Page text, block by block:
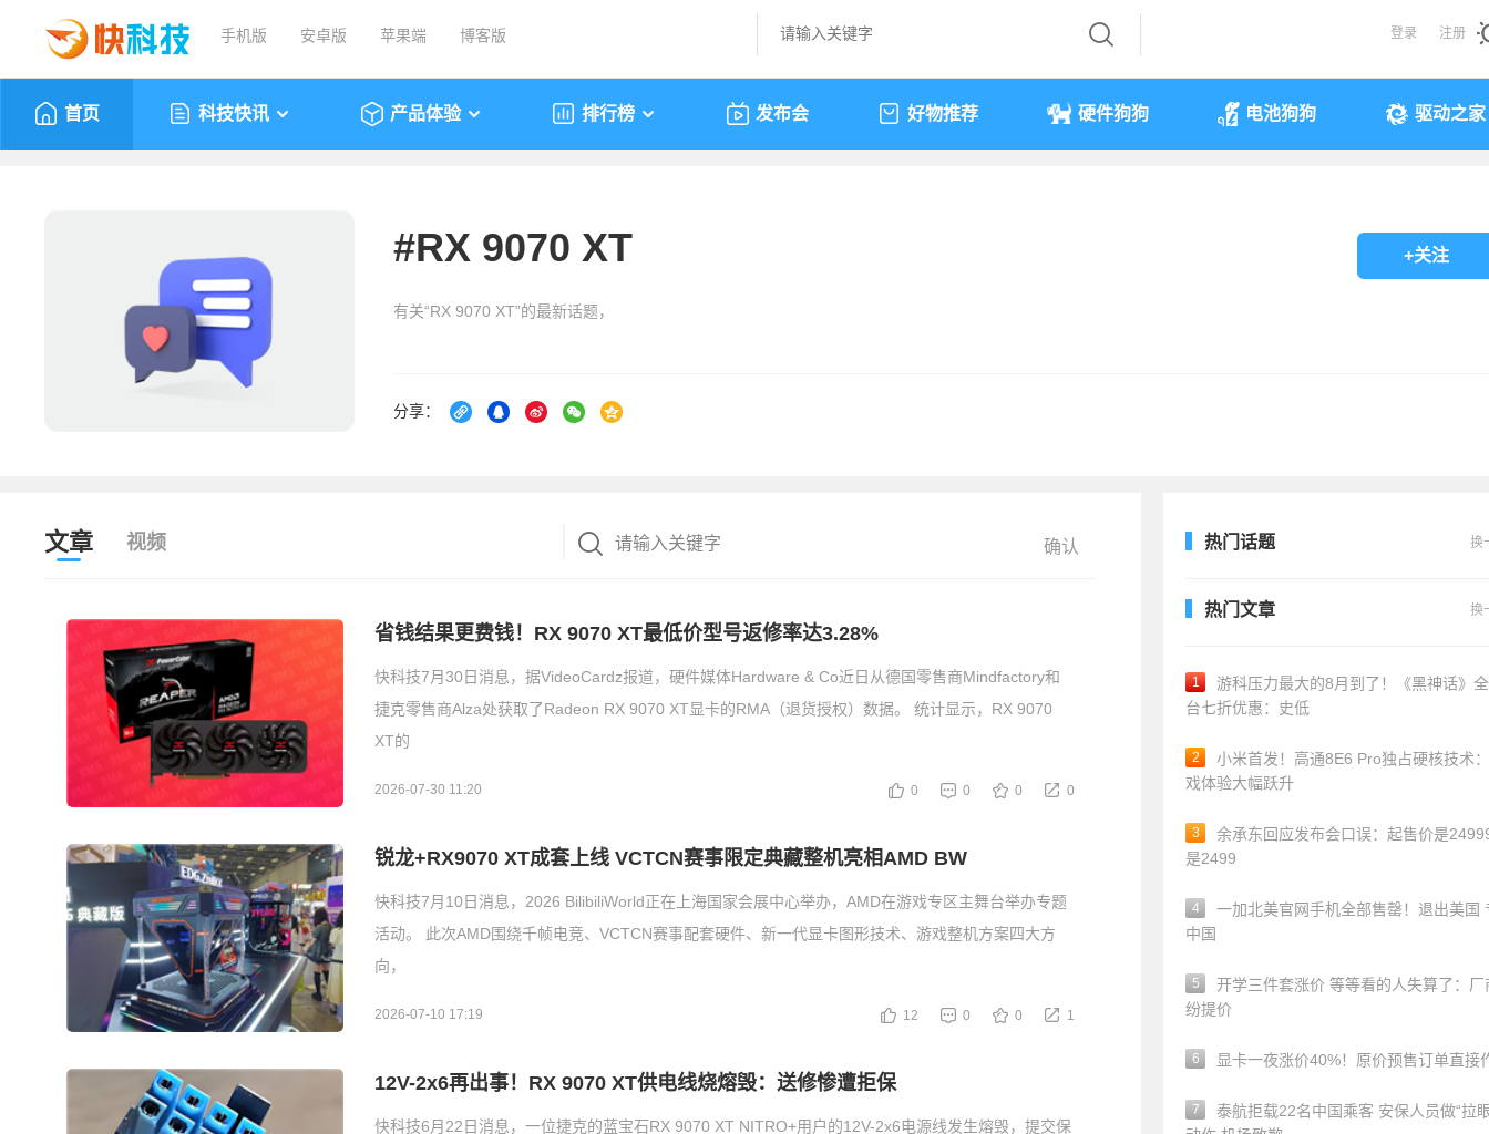
手机版 安卓版 苹果端 博客版 登录 注册
首页 科技快讯 产品体验 排行榜 发布会 好物推荐 硬件狗狗 电池狗狗 驱动之家
#RX 9070 XT
有关“RX 9070 XT”的最新话题，
分享：
+关注
文章 视频
省钱结果更费钱！RX 9070 XT最低价型号返修率达3.28%
快科技7月30日消息，据VideoCardz报道，硬件媒体Hardware & Co近日从德国零售商Mindfactory和
捷克零售商Alza处获取了Radeon RX 9070 XT显卡的RMA（退货授权）数据。 统计显示，RX 9070
XT的
2026-07-30 11:20 0 0 0 0
锐龙+RX9070 XT成套上线 VCTCN赛事限定典藏整机亮相AMD BW
快科技7月10日消息，2026 BilibiliWorld正在上海国家会展中心举办，AMD在游戏专区主舞台举办专题
活动。 此次AMD围绕千帧电竞、VCTCN赛事配套硬件、新一代显卡图形技术、游戏整机方案四大方
向，
2026-07-10 17:19 12 0 0 1
12V-2x6再出事！RX 9070 XT供电线烧熔毁：送修惨遭拒保
快科技6月22日消息，一位捷克的蓝宝石RX 9070 XT NITRO+用户的12V-2x6电源线发生熔毁，提交保
热门话题 换
热门文章 换
1
游科压力最大的8月到了！《黑神话》
台七折优惠：史低
2
小米首发！高通8E6 Pro独占硬核技术
戏体验大幅跃升
3
余承东回应发布会口误：起售价是
是2499
4
一加北美官网手机全部售罄！退出美国
中国
5
开学三件套涨价 等等看的人失算了：厂
纷提价
6 显卡一夜涨价40%！原价预售订单直接
7
泰航拒载22名中国乘客 安保人员做“拉